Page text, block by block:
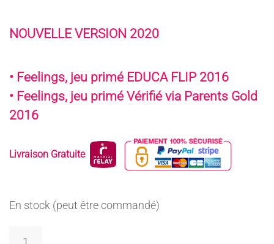
NOUVELLE VERSION 2020
• Feelings, jeu primé EDUCA FLIP 2016
• Feelings, jeu primé Vérifié via Parents Gold
2016
Livraison Gratuite
En stock (peut être commandé)